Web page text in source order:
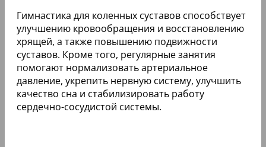
Гимнастика для коленных суставов способствует
улучшению кровообращения и восстановлению
хрящей, а также повышению подвижности
суставов. Кроме того, регулярные занятия
помогают нормализовать артериальное
давление, укрепить нервную систему, улучшить
качество сна и стабилизировать работу
сердечно-сосудистой системы.